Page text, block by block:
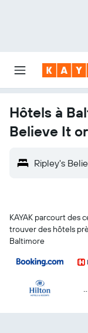
Hôtels à
Believe It
Ripley's
KAYAK parcourt des
trouver des hôtels
Baltimore